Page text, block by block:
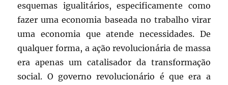
esquemas igualitários, especificamente como
fazer uma economia baseada no trabalho virar
uma economia que atende necessidades. De
qualquer forma, a ação revolucionária de massa
era apenas um catalisador da transformação
social. O governo revolucionário é que era a